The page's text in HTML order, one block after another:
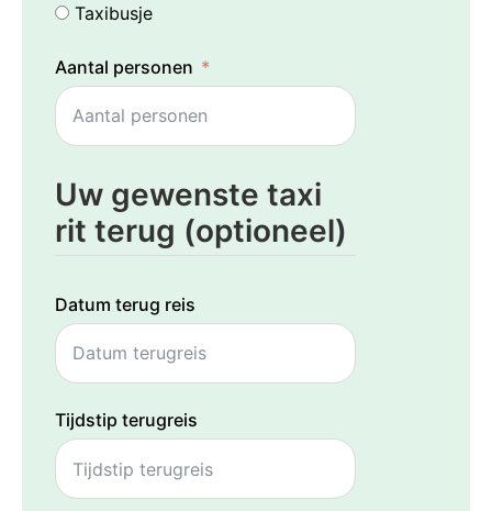
Taxibusje
Aantal personen
Uw gewenste taxi
rit terug (optioneel)
Datum terug reis
Tijdstip terugreis